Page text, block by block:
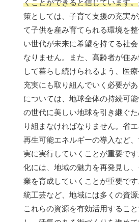
くことができると信じています。
策としては、子育て支援の充実
て子供を産み育てられる環境を
い世代が未来に希望を持てる社
なりません。また、高齢者が住
して暮らし続けられるよう、医
充実にも取り組んでいく必要が
については、地球全体の持続可
の世代に美しい地球を引き継ぐ
り組まなければなりません。省
再生可能エネルギーの導入など
実に実行していくことが重要で
化には、地域の魅力を再発見し
業を育成していくことが重要で
統工芸など、地域には多くの資源
これらの資源を有効活用するこ